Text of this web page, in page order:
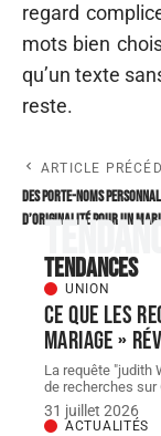
regard
mots bien
qu’un texte
reste.
ARTICLE
Des porte-noms
d’originalité pour un
Tendances
UNION
Ce que les
mariage »
La requête "judith
de recherches sur
31 juillet 2026
ACTUALITÉS